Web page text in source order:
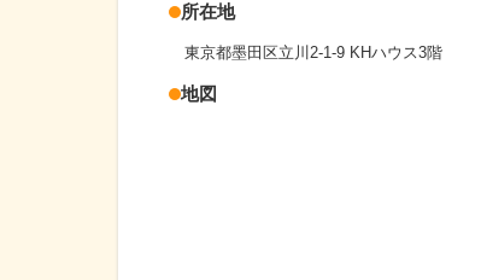
所在地
東京都墨田区立川2-1-9 KHハウス3階
地図